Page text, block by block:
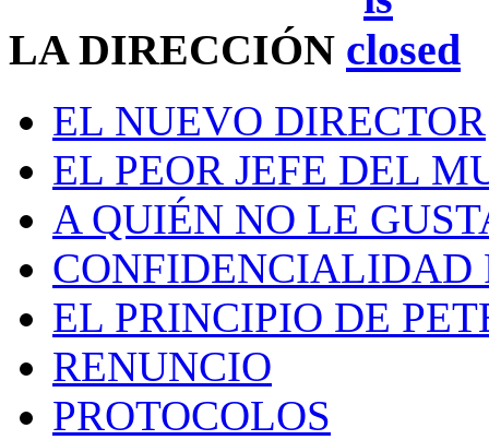
LA DIRECCIÓN
EL NUEVO DIRECTOR
EL PEOR JEFE DEL
A QUIÉN NO LE
CONFIDENCIALIDAD
EL PRINCIPIO DE
RENUNCIO
PROTOCOLOS